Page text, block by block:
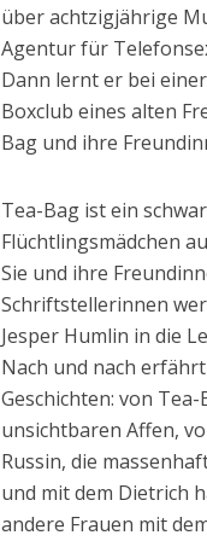
über achtzigjährige
Agentur für
Dann lernt er bei
Boxclub eines alten
Bag und ihre
Tea-Bag ist ein
Flüchtlingsmädchen
Sie und ihre
Schriftstellerinnen
Jesper Humlin in die
Nach und nach
Geschichten: von
unsichtbaren Affen,
Russin, die
und mit dem Dietrich
andere Frauen mit